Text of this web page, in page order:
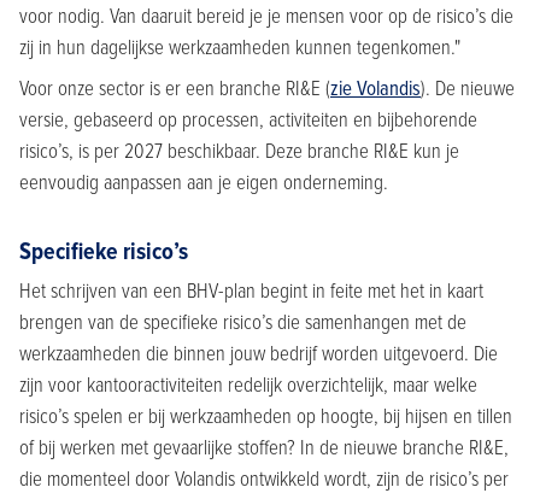
voor nodig. Van daaruit bereid je je mensen voor op de risico’s die
zij in hun dagelijkse werkzaamheden kunnen tegenkomen."
Voor onze sector is er een branche RI&E (zie Volandis). De nieuwe
versie, gebaseerd op processen, activiteiten en bijbehorende
risico’s, is per 2027 beschikbaar. Deze branche RI&E kun je
eenvoudig aanpassen aan je eigen onderneming.
Specifieke risico’s
Het schrijven van een BHV-plan begint in feite met het in kaart
brengen van de specifieke risico’s die samenhangen met de
werkzaamheden die binnen jouw bedrijf worden uitgevoerd. Die
zijn voor kantooractiviteiten redelijk overzichtelijk, maar welke
risico’s spelen er bij werkzaamheden op hoogte, bij hijsen en tillen
of bij werken met gevaarlijke stoffen? In de nieuwe branche RI&E,
die momenteel door Volandis ontwikkeld wordt, zijn de risico’s per